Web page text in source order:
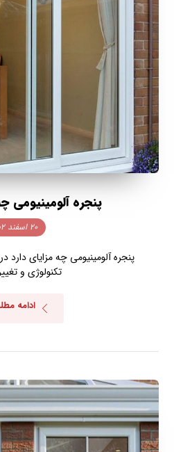
پنجره آلومینیومی
۲۰ اسفند ۱۴۰۲
پنجره آلومینیومی چه مزایای دارد
تکنولوژی و
ادامه